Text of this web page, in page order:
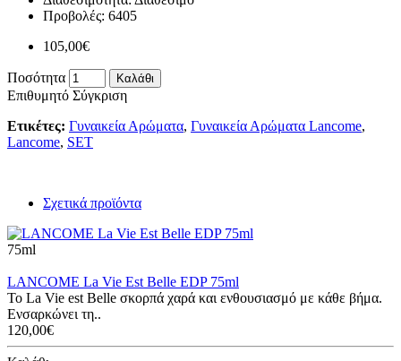
Προβολές: 6405
105,00€
Ποσότητα Καλάθι
Επιθυμητό Σύγκριση
Ετικέτες: Γυναικεία Αρώματα, Γυναικεία Αρώματα Lancome,
Lancome, SET
Σχετικά προϊόντα
75ml
LANCOME La Vie Est Belle EDP 75ml
Το La Vie est Belle σκορπά χαρά και ενθουσιασμό με κάθε βήμα.
Ενσαρκώνει τη..
120,00€